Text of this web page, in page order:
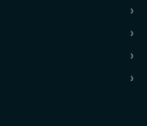
›
›
›
›